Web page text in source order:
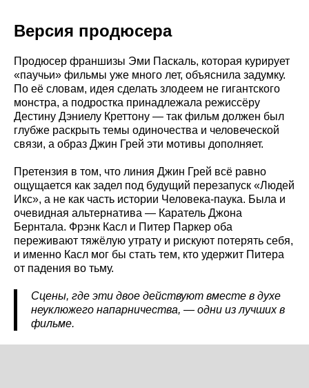
Версия продюсера
Продюсер франшизы Эми Паскаль, которая курирует
«паучьи» фильмы уже много лет, объяснила задумку.
По её словам, идея сделать злодеем не гигантского
монстра, а подростка принадлежала режиссёру
Дестину Дэниелу Креттону — так фильм должен был
глубже раскрыть темы одиночества и человеческой
связи, а образ Джин Грей эти мотивы дополняет.
Претензия в том, что линия Джин Грей всё равно
ощущается как задел под будущий перезапуск «Людей
Икс», а не как часть истории Человека-паука. Была и
очевидная альтернатива — Каратель Джона
Бернтала. Фрэнк Касл и Питер Паркер оба
переживают тяжёлую утрату и рискуют потерять себя,
и именно Касл мог бы стать тем, кто удержит Питера
от падения во тьму.
Сцены, где эти двое действуют вместе в духе
неуклюжего напарничества, — одни из лучших в
фильме.